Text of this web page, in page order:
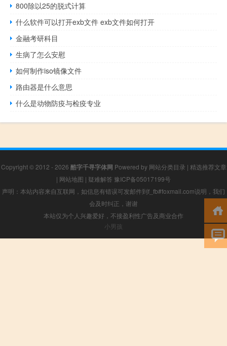
800除以25的脱式计算
什么软件可以打开exb文件 exb文件如何打开
金融考研科目
生病了怎么安慰
如何制作iso镜像文件
路由器是什么意思
什么是动物防疫与检疫专业
Copyright © 2012 - 2026 酷字千寻字体网 Powered by 网站分类目录 | 精选推荐文章
| 网站地图 | 疑难解答 豫ICP备05017199号
声明：本站内容来自互联网，如信息有错误可发邮件到f_fb#foxmail.com说明，我们
会及时纠正，谢谢
本站仅为个人兴趣爱好，不接盈利性广告及商业合作
小男孩